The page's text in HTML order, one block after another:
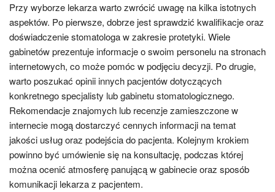
Przy wyborze lekarza warto zwrócić uwagę na kilka istotnych
aspektów. Po pierwsze, dobrze jest sprawdzić kwalifikacje oraz
doświadczenie stomatologa w zakresie protetyki. Wiele
gabinetów prezentuje informacje o swoim personelu na stronach
internetowych, co może pomóc w podjęciu decyzji. Po drugie,
warto poszukać opinii innych pacjentów dotyczących
konkretnego specjalisty lub gabinetu stomatologicznego.
Rekomendacje znajomych lub recenzje zamieszczone w
internecie mogą dostarczyć cennych informacji na temat
jakości usług oraz podejścia do pacjenta. Kolejnym krokiem
powinno być umówienie się na konsultację, podczas której
można ocenić atmosferę panującą w gabinecie oraz sposób
komunikacji lekarza z pacjentem.